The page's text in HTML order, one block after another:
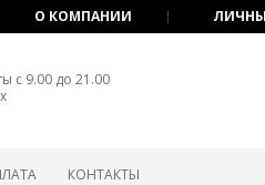
О КОМПАНИИ
с 9.00 до 21.00
КОНТАКТЫ